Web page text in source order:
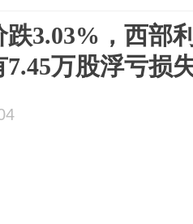
3.03%，西部
万股浮亏损